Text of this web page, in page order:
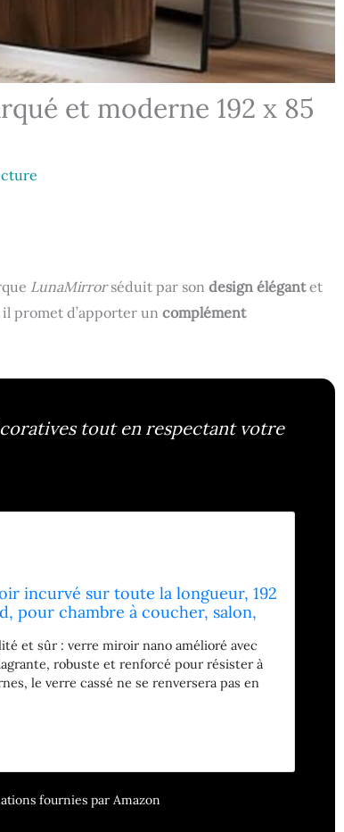
et moderne 192 x 85
LunaMirrorséduit par son design élégantet
promet d’apporter un complément
tout en respectant votre
incurvé sur toute la longueur, 192
pour chambre à coucher, salon,
et sûr : verre miroir nano amélioré avec
robuste et renforcé pour résister à
le verre cassé ne se renversera pas en
Grand miroir pleine longueur : 85 x
sur pied avec support. Créez un espace de
miroir haute résolution offre une image
beauté avec tous les détails. Miroir sur pied
fournies par Amazon